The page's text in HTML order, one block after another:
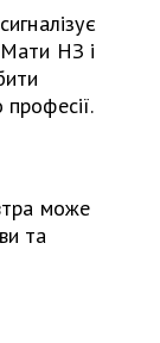
НЗ і
може
та